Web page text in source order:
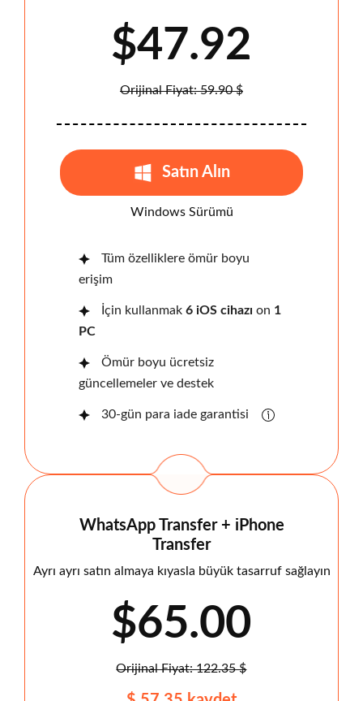
$47.92
Orijinal Fiyat: 59.90 $
Satın Alın
Windows Sürümü
Tüm özelliklere ömür boyu
erişim
İçin kullanmak 6 iOS cihazı on 1
PC
Ömür boyu ücretsiz
güncellemeler ve destek
30-gün para iade garantisi
WhatsApp Transfer + iPhone
Transfer
Ayrı ayrı satın almaya kıyasla büyük tasarruf sağlayın
$65.00
Orijinal Fiyat: 122.35 $